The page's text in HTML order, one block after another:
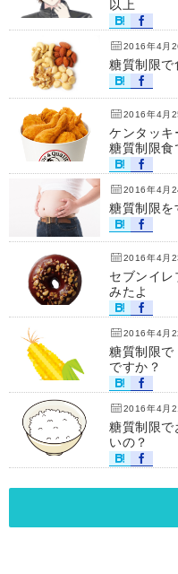
以上
2016年4月
糖質制限で
2016年4月
ケンタッキ
糖質制限食
2016年4月
糖質制限を
2016年4月
セブンイ
みたよ
2016年4月
糖質制限で
ですか？
2016年4月
糖質制限で
いの？